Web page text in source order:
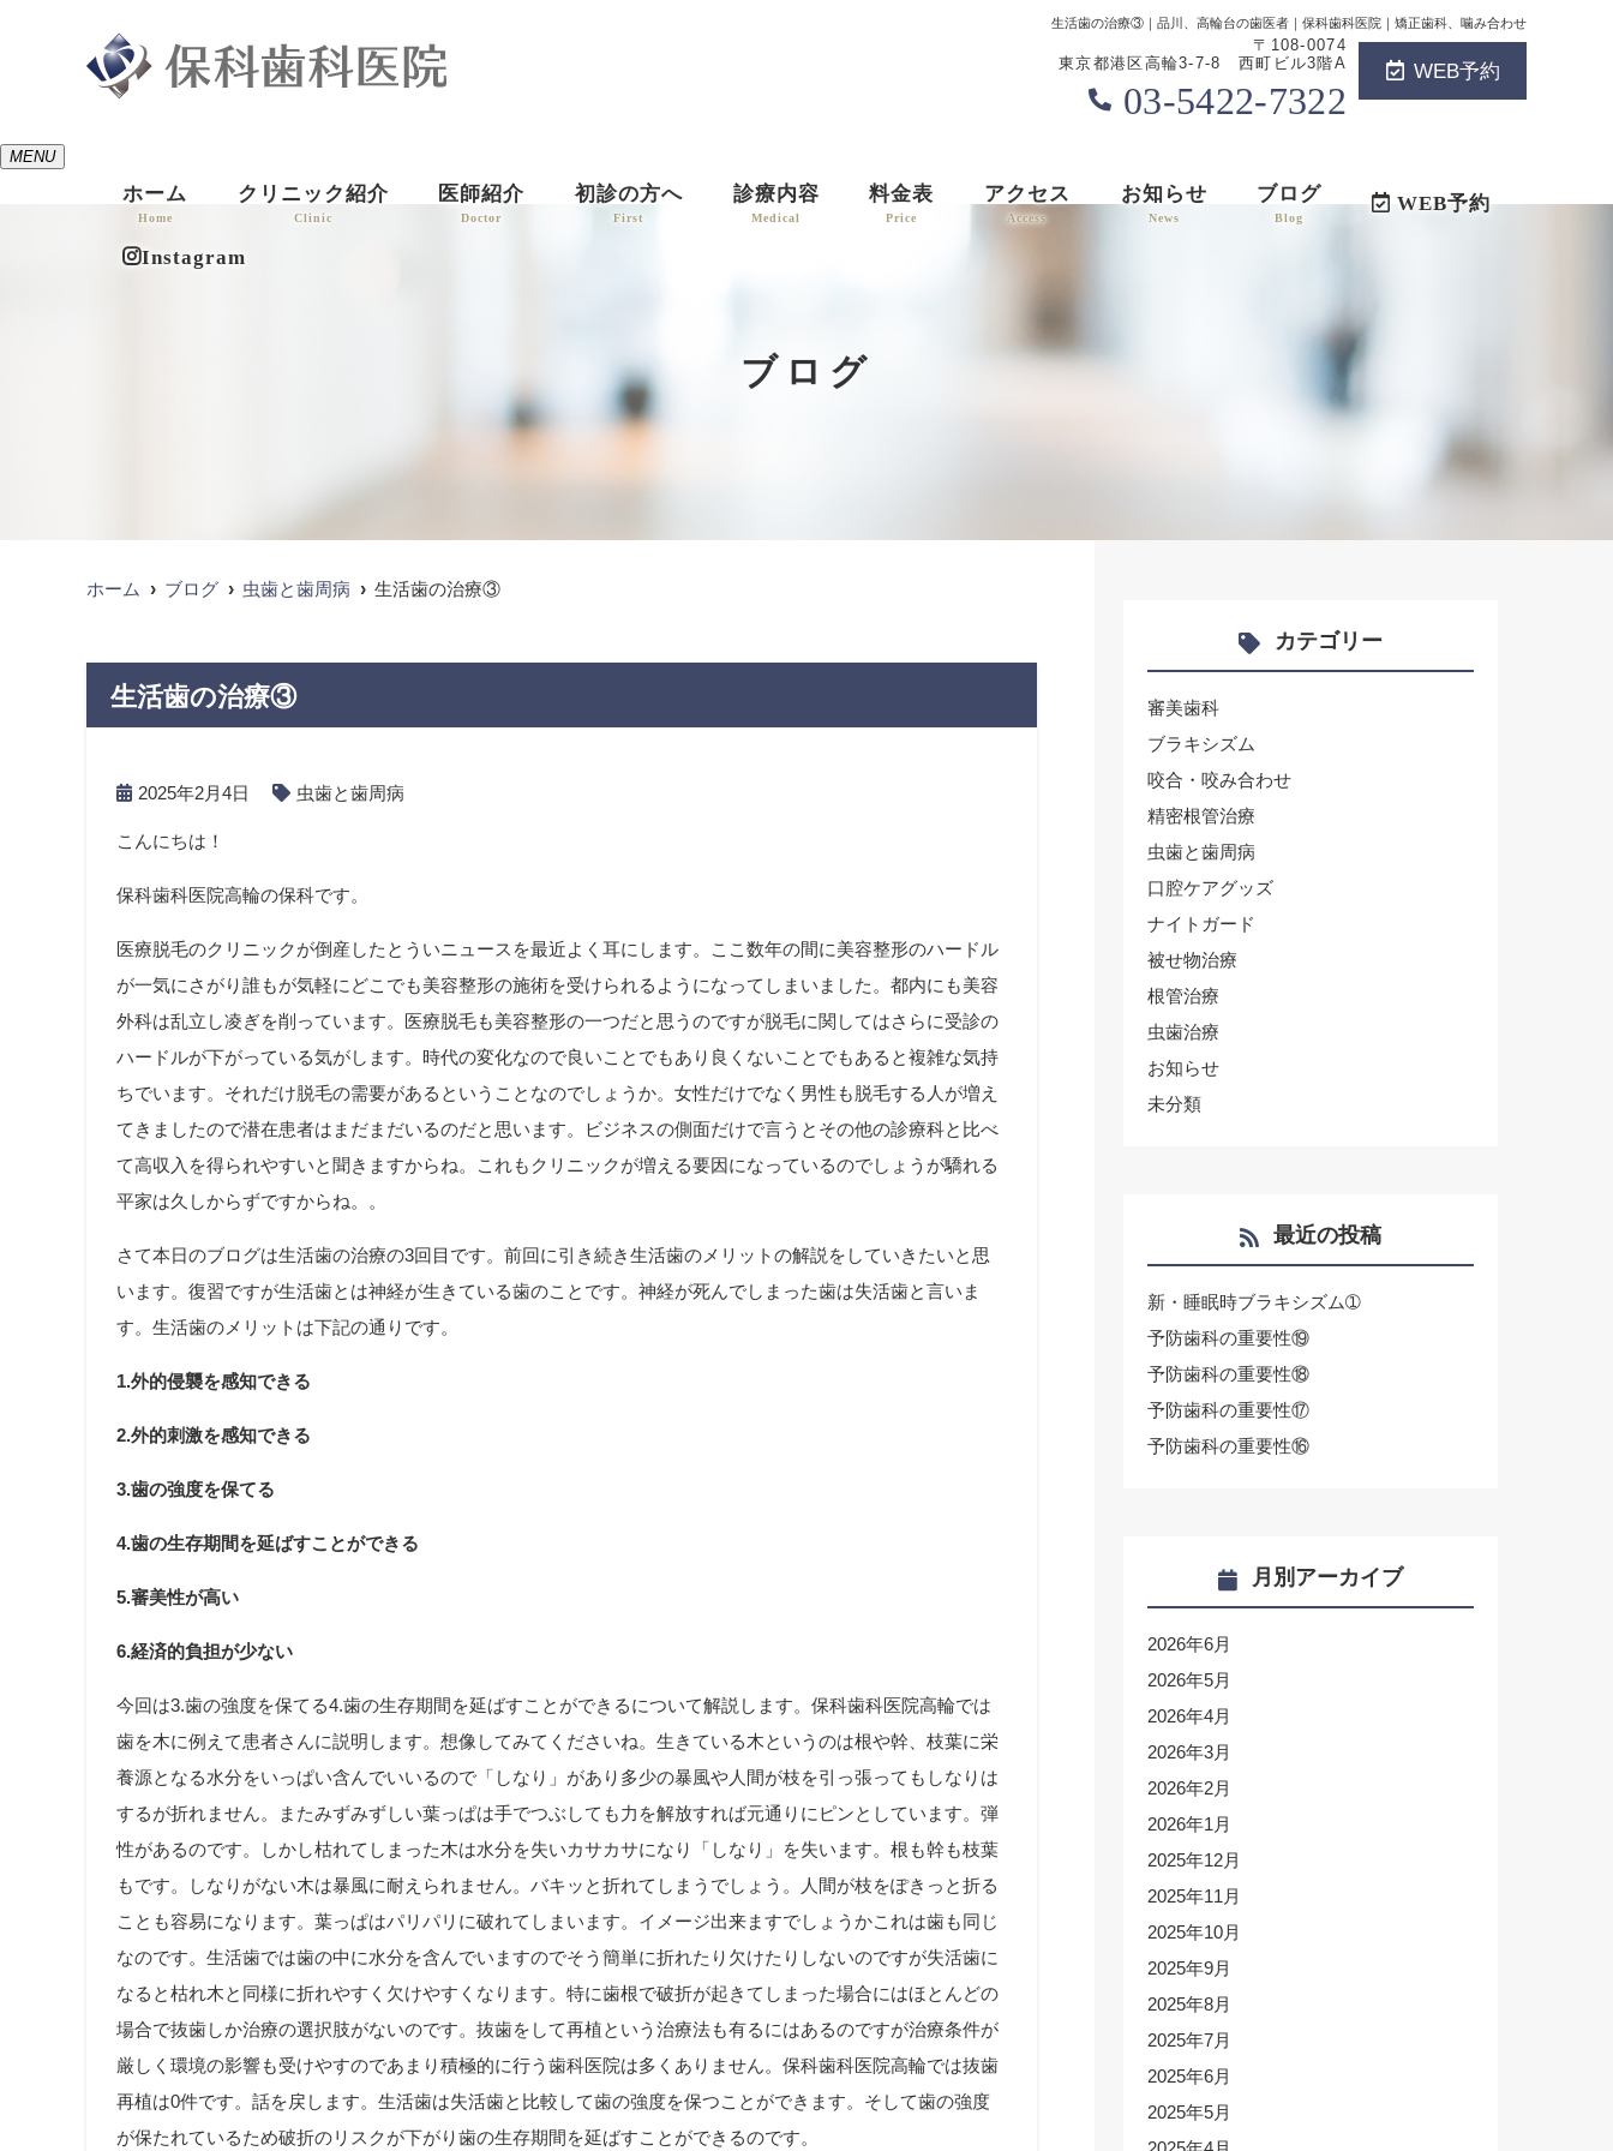
生活歯の治療③｜品川、高輪台の歯医者｜保科歯科医院｜矯正歯科、噛み合わせ
〒108-0074
東京都港区高輪3-7-8 西町ビル3階A
03-5422-7322
WEB予約
MENU
ホーム
Home
クリニック紹介
Clinic
医師紹介
Doctor
初診の方へ
First
診療内容
Medical
料金表
Price
アクセス
Access
お知らせ
News
ブログ
Blog
WEB予約
Instagram
ブログ
ホーム ブログ 虫歯と歯周病 生活歯の治療③
生活歯の治療③
2025年2月4日 虫歯と歯周病
こんにちは！
保科歯科医院高輪の保科です。
医療脱毛のクリニックが倒産したとういニュースを最近よく耳にします。ここ数年の間に美容整形のハードル
が一気にさがり誰もが気軽にどこでも美容整形の施術を受けられるようになってしまいました。都内にも美容
外科は乱立し凌ぎを削っています。医療脱毛も美容整形の一つだと思うのですが脱毛に関してはさらに受診の
ハードルが下がっている気がします。時代の変化なので良いことでもあり良くないことでもあると複雑な気持
ちでいます。それだけ脱毛の需要があるということなのでしょうか。女性だけでなく男性も脱毛する人が増え
てきましたので潜在患者はまだまだいるのだと思います。ビジネスの側面だけで言うとその他の診療科と比べ
て高収入を得られやすいと聞きますからね。これもクリニックが増える要因になっているのでしょうが驕れる
平家は久しからずですからね。。
さて本日のブログは生活歯の治療の3回目です。前回に引き続き生活歯のメリットの解説をしていきたいと思
います。復習ですが生活歯とは神経が生きている歯のことです。神経が死んでしまった歯は失活歯と言いま
す。生活歯のメリットは下記の通りです。
1.外的侵襲を感知できる
2.外的刺激を感知できる
3.歯の強度を保てる
4.歯の生存期間を延ばすことができる
5.審美性が高い
6.経済的負担が少ない
今回は3.歯の強度を保てる4.歯の生存期間を延ばすことができるについて解説します。保科歯科医院高輪では
歯を木に例えて患者さんに説明します。想像してみてくださいね。生きている木というのは根や幹、枝葉に栄
養源となる水分をいっぱい含んでいいるので「しなり」があり多少の暴風や人間が枝を引っ張ってもしなりは
するが折れません。またみずみずしい葉っぱは手でつぶしても力を解放すれば元通りにピンとしています。弾
性があるのです。しかし枯れてしまった木は水分を失いカサカサになり「しなり」を失います。根も幹も枝葉
もです。しなりがない木は暴風に耐えられません。バキッと折れてしまうでしょう。人間が枝をぽきっと折る
ことも容易になります。葉っぱはパリパリに破れてしまいます。イメージ出来ますでしょうかこれは歯も同じ
なのです。生活歯では歯の中に水分を含んでいますのでそう簡単に折れたり欠けたりしないのですが失活歯に
なると枯れ木と同様に折れやすく欠けやすくなります。特に歯根で破折が起きてしまった場合にはほとんどの
場合で抜歯しか治療の選択肢がないのです。抜歯をして再植という治療法も有るにはあるのですが治療条件が
厳しく環境の影響も受けやすのであまり積極的に行う歯科医院は多くありません。保科歯科医院高輪では抜歯
再植は0件です。話を戻します。生活歯は失活歯と比較して歯の強度を保つことができます。そして歯の強度
が保たれているため破折のリスクが下がり歯の生存期間を延ばすことができるのです。
カテゴリー
審美歯科
ブラキシズム
咬合・咬み合わせ
精密根管治療
虫歯と歯周病
口腔ケアグッズ
ナイトガード
被せ物治療
根管治療
虫歯治療
お知らせ
未分類
最近の投稿
新・睡眠時ブラキシズム➀
予防歯科の重要性⑲
予防歯科の重要性⑱
予防歯科の重要性⑰
予防歯科の重要性⑯
月別アーカイブ
2026年6月
2026年5月
2026年4月
2026年3月
2026年2月
2026年1月
2025年12月
2025年11月
2025年10月
2025年9月
2025年8月
2025年7月
2025年6月
2025年5月